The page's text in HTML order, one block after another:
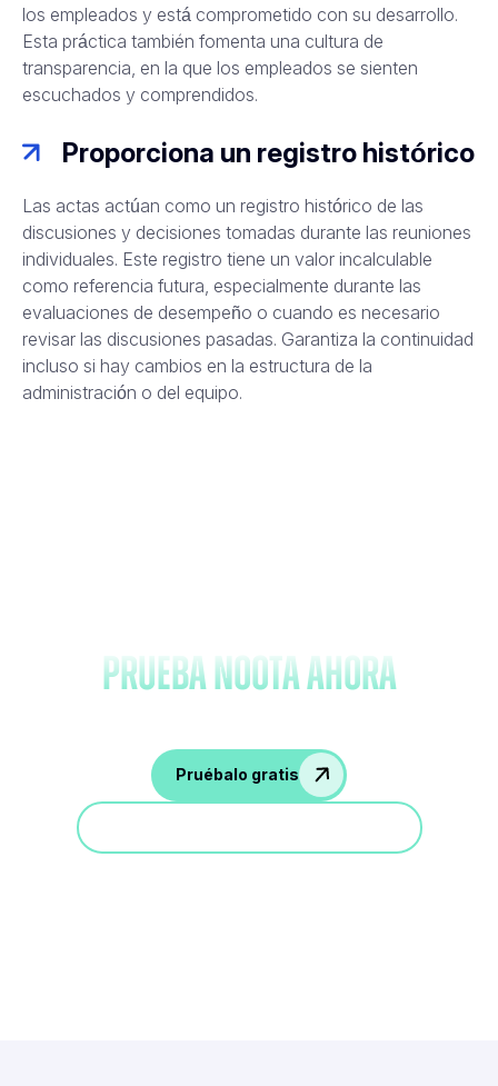
los empleados y está comprometido con su desarrollo.
Esta práctica también fomenta una cultura de
transparencia, en la que los empleados se sienten
escuchados y comprendidos.
Proporciona un registro histórico
Las actas actúan como un registro histórico de las
discusiones y decisiones tomadas durante las reuniones
individuales. Este registro tiene un valor incalculable
como referencia futura, especialmente durante las
evaluaciones de desempeño o cuando es necesario
revisar las discusiones pasadas. Garantiza la continuidad
incluso si hay cambios en la estructura de la
administración o del equipo.
prueba Noota ahora
Pruébalo gratis